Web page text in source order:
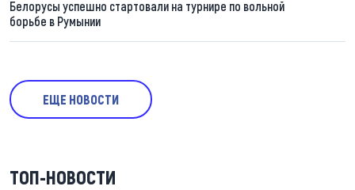
Белорусы успешно стартовали на турнире по вольной
борьбе в Румынии
ЕЩЕ НОВОСТИ
ТОП-НОВОСТИ